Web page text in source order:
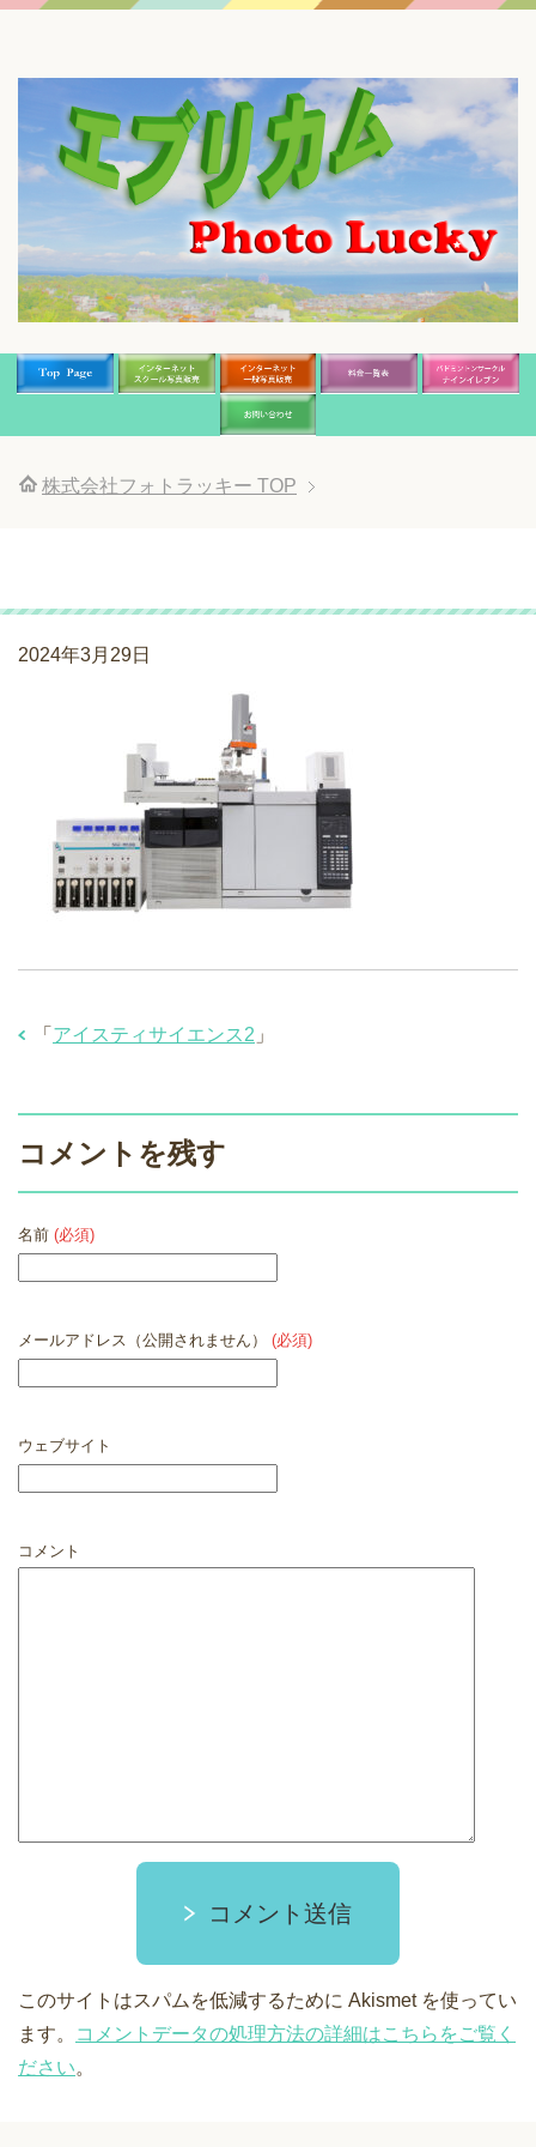
株式会社フォトラッキー TOP
2024年3月29日
「 アイスティサイエンス2 」
コメントを残す
名前 (必須)
メールアドレス（公開されません） (必須)
ウェブサイト
コメント
コメント送信
このサイトはスパムを低減するために Akismet を使ってい
ます。
コメントデータの処理方法の詳細はこちらをご覧く
ださい。